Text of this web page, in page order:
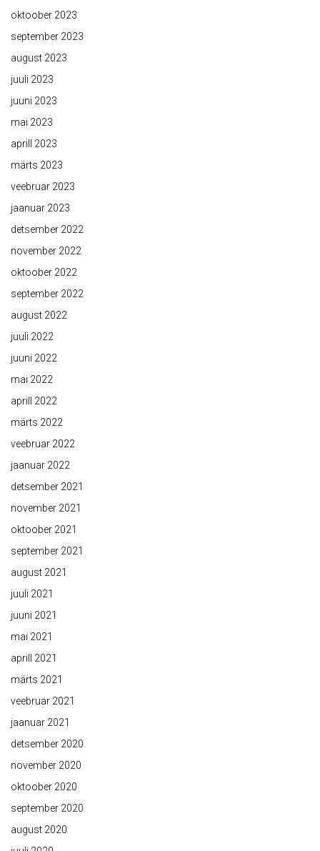
oktoober 2023
september 2023
august 2023
juuli 2023
juuni 2023
mai 2023
aprill 2023
märts 2023
veebruar 2023
jaanuar 2023
detsember 2022
november 2022
oktoober 2022
september 2022
august 2022
juuli 2022
juuni 2022
mai 2022
aprill 2022
märts 2022
veebruar 2022
jaanuar 2022
detsember 2021
november 2021
oktoober 2021
september 2021
august 2021
juuli 2021
juuni 2021
mai 2021
aprill 2021
märts 2021
veebruar 2021
jaanuar 2021
detsember 2020
november 2020
oktoober 2020
september 2020
august 2020